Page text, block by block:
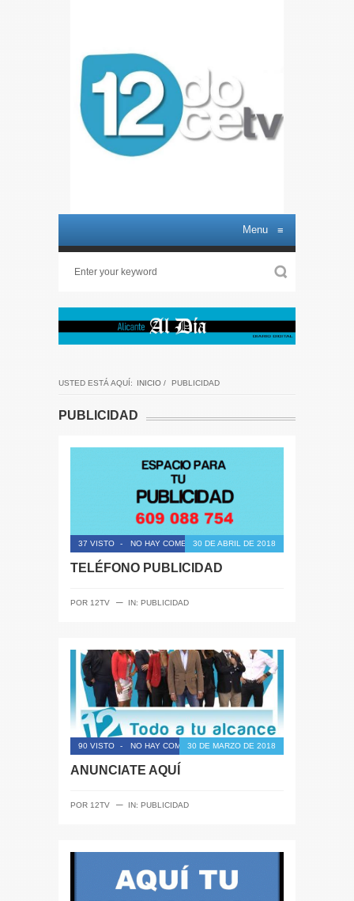
Menu ≡
USTED ESTÁ AQUÍ: INICIO / PUBLICIDAD
PUBLICIDAD
37 VISTO - NO HAY COMENTARIOS30 DE ABRIL DE 2018
TELÉFONO PUBLICIDAD
POR 12TV ─ IN: PUBLICIDAD
90 VISTO - NO HAY COMENTARIOS30 DE MARZO DE 2018
ANUNCIATE AQUÍ
POR 12TV ─ IN: PUBLICIDAD